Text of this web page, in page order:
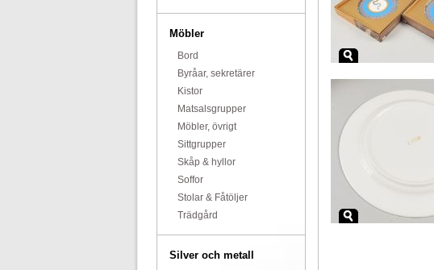
Möbler
Bord
Byråar, sekretärer
Kistor
Matsalsgrupper
Möbler, övrigt
Sittgrupper
Skåp & hyllor
Soffor
Stolar & Fåtöljer
Trädgård
Silver och metall